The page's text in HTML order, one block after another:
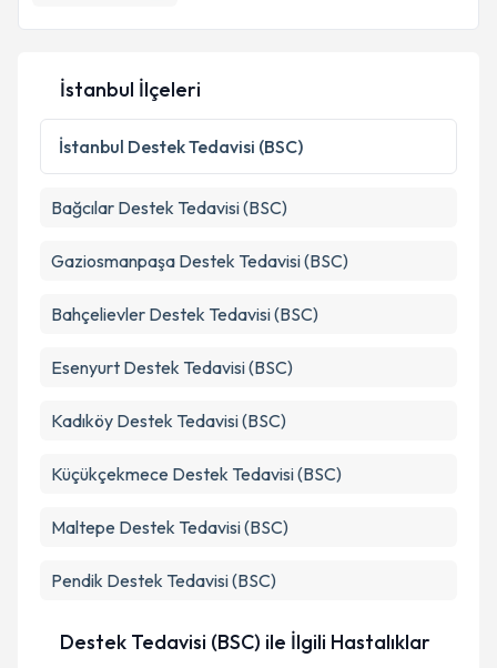
Kişisel verilerimin işlenmesine ilişkin
Metni'ni okudum ve kişisel verilerimin belirtilen
kapsamda işlenmesini kabul ediyorum.
Takvim Talebini Gönder
İstanbul İlçeleri
İstanbul Destek Tedavisi (BSC)
Bağcılar Destek Tedavisi (BSC)
Gaziosmanpaşa Destek Tedavisi (BSC)
Bahçelievler Destek Tedavisi (BSC)
Esenyurt Destek Tedavisi (BSC)
Kadıköy Destek Tedavisi (BSC)
Küçükçekmece Destek Tedavisi (BSC)
Maltepe Destek Tedavisi (BSC)
Pendik Destek Tedavisi (BSC)
Destek Tedavisi (BSC) ile İlgili Hastalıklar